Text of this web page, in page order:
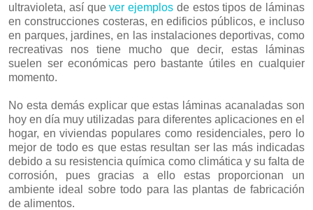
ultravioleta, así quever ejemplos de estos tipos de láminas
en construcciones costeras, en edificios públicos, e incluso
en parques, jardines, en las instalaciones deportivas, como
recreativas nos tiene mucho que decir, estas láminas
suelen ser económicas pero bastante útiles en cualquier
momento.
No esta demás explicar que estas láminas acanaladas son
hoy en día muy utilizadas para diferentes aplicaciones en el
hogar, en viviendas populares como residenciales, pero lo
mejor de todo es que estas resultan ser las más indicadas
debido a su resistencia química como climática y su falta de
corrosión, pues gracias a ello estas proporcionan un
ambiente ideal sobre todo para las plantas de fabricación
de alimentos.